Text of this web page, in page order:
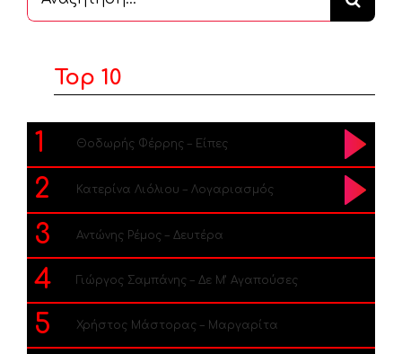
...
Top 10
1 Θοδωρής Φέρρης – Είπες
2 Κατερίνα Λιόλιου – Λογαριασμός
3 Αντώνης Ρέμος – Δευτέρα
4 Γιώργος Σαμπάνης – Δε Μ’ Αγαπούσες
5 Χρήστος Μάστορας – Μαργαρίτα